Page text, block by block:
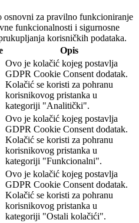
osnovni za pravilno funkcioniranje
funkcionalnosti i sigurnosne
korisničkih podataka.
Opis
Ovo je kolačić kojeg postavlja
GDPR Cookie Consent dodatak.
Kolačić se koristi za pohranu
korisnikovog pristanka u
kategoriji "Analitički".
Ovo je kolačić kojeg postavlja
GDPR Cookie Consent dodatak.
Kolačić se koristi za pohranu
korisnikovog pristanka u
kategoriji "Funkcionalni".
Ovo je kolačić kojeg postavlja
GDPR Cookie Consent dodatak.
Kolačić se koristi za pohranu
korisnikovog pristanka u
kategoriji "Ostali kolačići".